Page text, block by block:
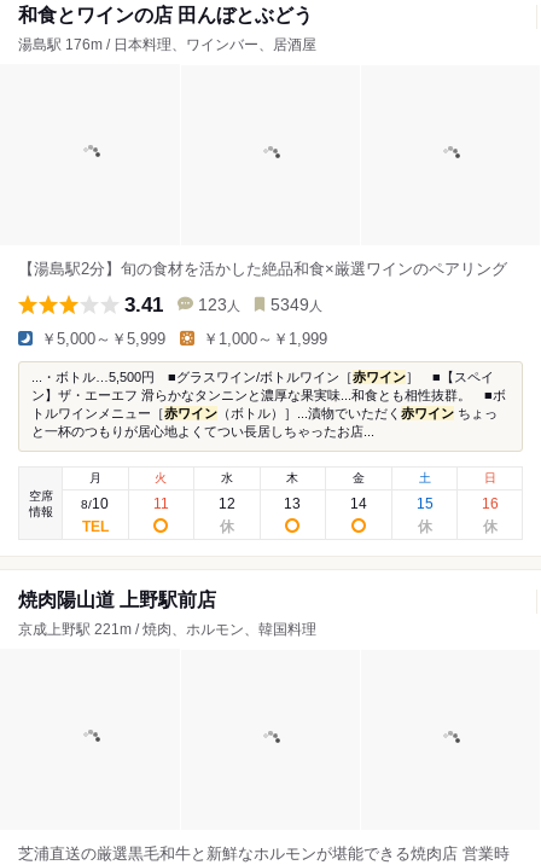
和食とワインの店 田んぼとぶどう
湯島駅 176m / 日本料理、ワインバー、居酒屋
【湯島駅2分】旬の食材を活かした絶品和食×厳選ワインのペアリング
3.41 123 人 5349 人
￥5,000～￥5,999 ￥1,000～￥1,999
...・ボトル…5,500円 ■グラスワイン/ボトルワイン［赤ワイン］ ■【スペイ
ン】ザ・エーエフ 滑らかなタンニンと濃厚な果実味...和食とも相性抜群。 ■ボ
トルワインメニュー［赤ワイン （ボトル）］...漬物でいただく 赤ワイン ちょっ
と一杯のつもりが居心地よくてつい長居しちゃったお店...
空席
情報
月
8/10
火
11
水
12
木
13
金
14
土
15
日
16
焼肉陽山道 上野駅前店
京成上野駅 221m / 焼肉、ホルモン、韓国料理
芝浦直送の厳選黒毛和牛と新鮮なホルモンが堪能できる焼肉店 営業時